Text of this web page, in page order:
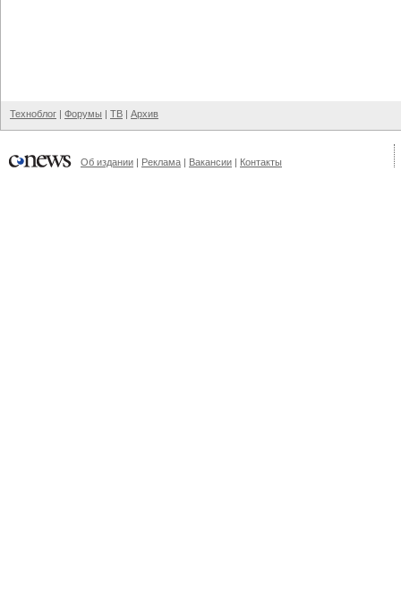
Техноблог | Форумы | ТВ | Архив
Об издании | Реклама | Вакансии | Контакты